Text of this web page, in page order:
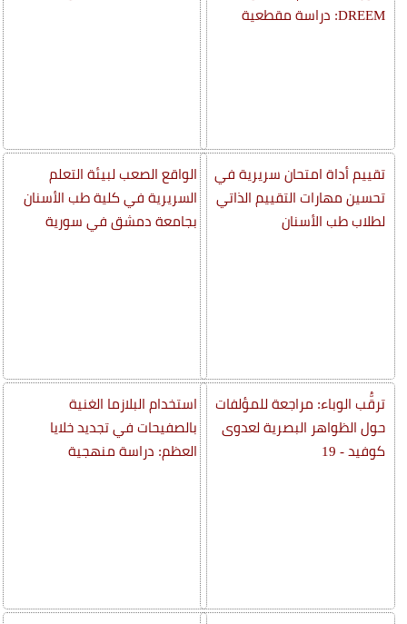
DREEM: دراسة مقطعية
تقييم أداة امتحان سريرية في
تحسين مهارات التقييم الذاتي
لطلاب طب الأسنان
ترقُّب الوباء: مراجعة للمؤلفات
حول الظواهر البصرية لعدوى
كوفيد - 19
الواقع الصعب لبيئة التعلم
السريرية في كلية طب الأسنان
بجامعة دمشق في سورية
استخدام البلازما الغنية
بالصفيحات في تجديد خلايا
العظم: دراسة منهجية